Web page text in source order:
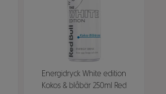
Energidryck White edition
Kokos & blåbär 250ml Red